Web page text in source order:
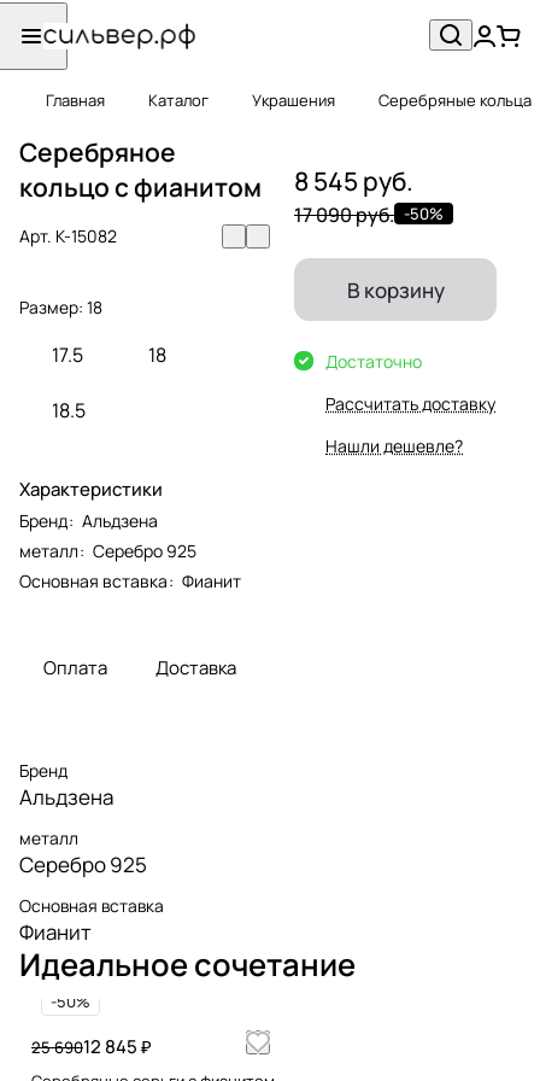
Главная Каталог Украшения Серебряные кольца
Серебряное
кольцо с фианитом
Арт. К-15082
Размер: 18
17.5 18
18.5
Характеристики
Бренд: Альдзена
металл: Серебро 925
Основная вставка: Фианит
8 545 руб.
17 090 руб. -50%
В корзину
Достаточно
Рассчитать доставку
Нашли дешевле?
Оплата Доставка
Бренд
Альдзена
металл
Серебро 925
Основная вставка
Фианит
Идеальное сочетание
-50%
12 845 ₽
25 690